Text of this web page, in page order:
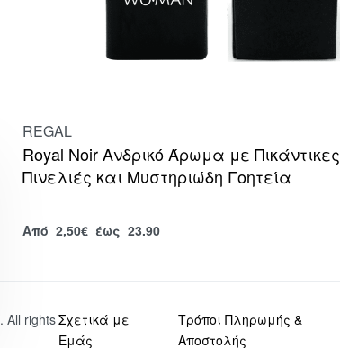
REGAL
Royal Noir Ανδρικό Άρωμα με Πικάντικες
Πινελιές και Μυστηριώδη Γοητεία
Από 2,50€ έως 23.90
. All rightsΣχετικά με
Εμάς
Τρόποι Πληρωμής &
Αποστολής